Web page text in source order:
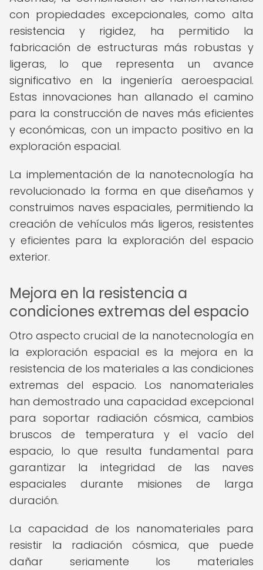
con propiedades excepcionales, como alta
resistencia y rigidez, ha permitido la
fabricación de estructuras más robustas y
ligeras, lo que representa un avance
significativo en la ingeniería aeroespacial.
Estas innovaciones han allanado el camino
para la construcción de naves más eficientes
y económicas, con un impacto positivo en la
exploración espacial.
La implementación de la nanotecnología ha
revolucionado la forma en que diseñamos y
construimos naves espaciales, permitiendo la
creación de vehículos más ligeros, resistentes
y eficientes para la exploración del espacio
exterior.
Mejora en la resistencia a
condiciones extremas del espacio
Otro aspecto crucial de la nanotecnología en
la exploración espacial es la mejora en la
resistencia de los materiales a las condiciones
extremas del espacio. Los nanomateriales
han demostrado una capacidad excepcional
para soportar radiación cósmica, cambios
bruscos de temperatura y el vacío del
espacio, lo que resulta fundamental para
garantizar la integridad de las naves
espaciales durante misiones de larga
duración.
La capacidad de los nanomateriales para
resistir la radiación cósmica, que puede
dañar seriamente los materiales